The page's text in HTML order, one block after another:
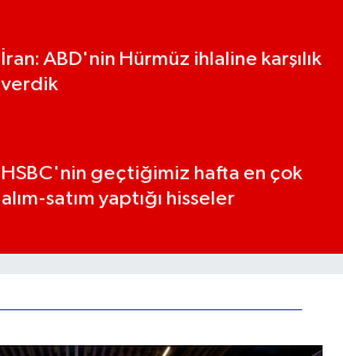
İran: ABD'nin Hürmüz ihlaline karşılık
verdik
HSBC'nin geçtiğimiz hafta en çok
alım-satım yaptığı hisseler